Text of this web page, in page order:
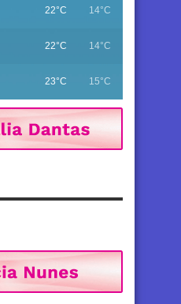
22°C 14°C
22°C 14°C
23°C 15°C